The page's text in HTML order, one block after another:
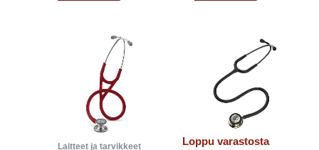
Laitteet ja tarvikkeet Loppu varastosta